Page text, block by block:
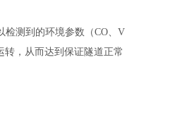
检测到的环境参数（CO、 V
，从而达到保证隧道正常